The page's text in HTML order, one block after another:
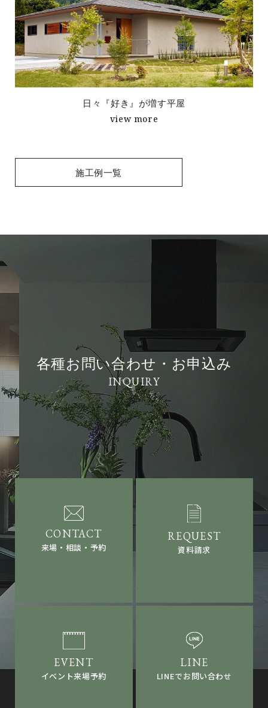
日々『好き』が増す平屋
view more
施工例一覧
各種お問い合わせ・お申込み
来場・相談・予約 資料請求
イベント来場予約 LINEでお問い合わせ